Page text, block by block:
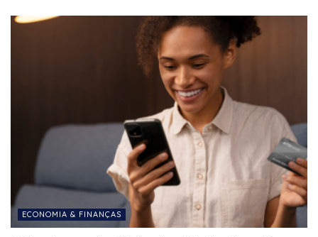
ECONOMIA & FINANÇAS